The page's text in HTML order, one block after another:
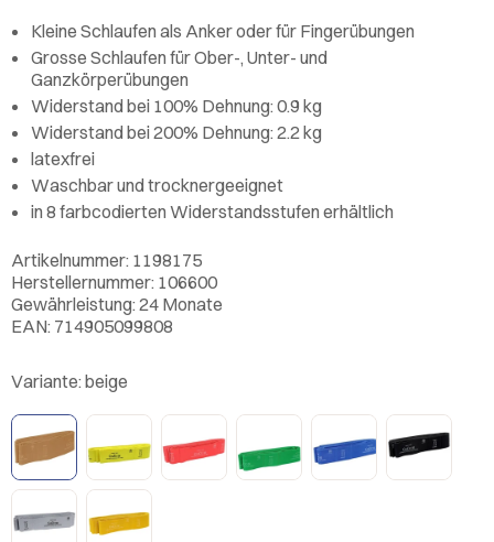
Kleine Schlaufen als Anker oder für Fingerübungen
Grosse Schlaufen für Ober-, Unter- und
Ganzkörperübungen
Widerstand bei 100% Dehnung: 0.9 kg
Widerstand bei 200% Dehnung: 2.2 kg
latexfrei
Waschbar und trocknergeeignet
in 8 farbcodierten Widerstandsstufen erhältlich
Artikelnummer: 1198175
Herstellernummer: 106600
Gewährleistung: 24 Monate
EAN: 714905099808
Variante: beige